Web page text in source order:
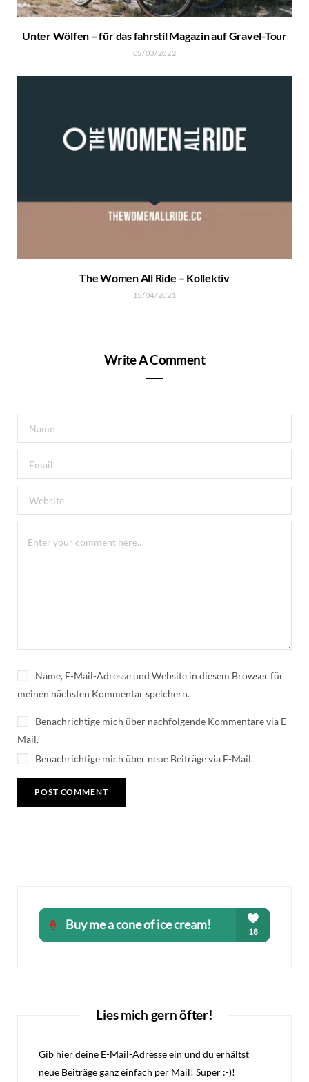
Unter Wölfen – für das fahrstil Magazin auf Gravel-Tour
05/03/2022
The Women All Ride – Kollektiv
15/04/2021
Write A Comment
Name, E-Mail-Adresse und Website in diesem Browser für
meinen nächsten Kommentar speichern.
Benachrichtige mich über nachfolgende Kommentare via E-
Mail.
Benachrichtige mich über neue Beiträge via E-Mail.
Lies mich gern öfter!
Gib hier deine E-Mail-Adresse ein und du erhältst
neue Beiträge ganz einfach per Mail! Super :-)!